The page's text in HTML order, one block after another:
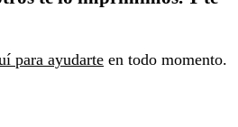
para ayudarte en todo momento.